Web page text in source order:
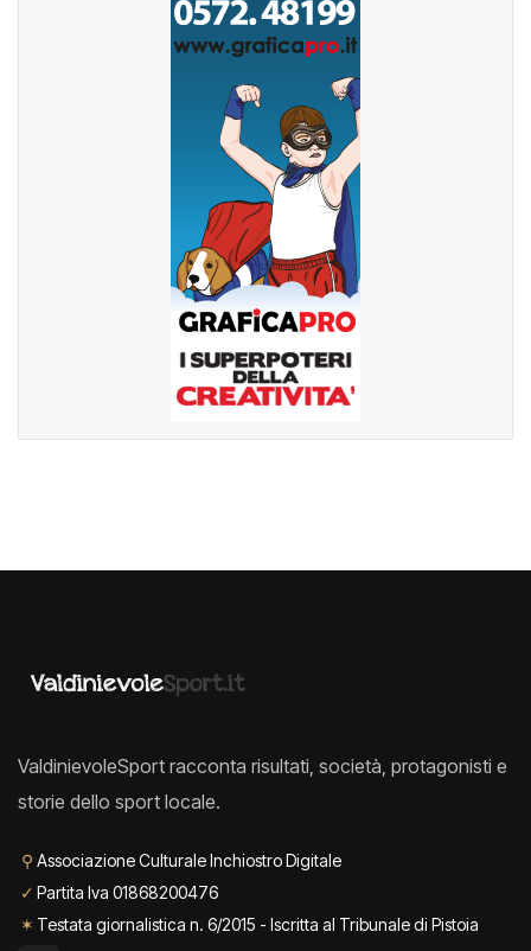
ValdinievoleSport racconta risultati, società, protagonisti e
storie dello sport locale.
⚲ Associazione Culturale Inchiostro Digitale
✓ Partita Iva 01868200476
✶ Testata giornalistica n. 6/2015 - Iscritta al Tribunale di Pistoia